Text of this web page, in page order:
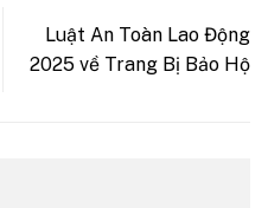
Luật An Toàn Lao Động
2025 về Trang Bị Bảo Hộ